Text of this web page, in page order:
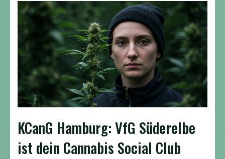
KCanG Hamburg: VfG Süderelbe
ist dein Cannabis Social Club